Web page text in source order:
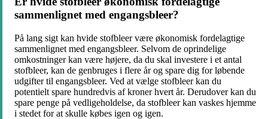
sammenlignet med engangsbleer?
På lang sigt kan hvide stofbleer være økonomisk fordelagtige
sammenlignet med engangsbleer. Selvom de oprindelige
omkostninger kan være højere, da du skal investere i et antal
stofbleer, kan de genbruges i flere år og spare dig for løbende
udgifter til engangsbleer. Ved at vælge stofbleer kan du
potentielt spare hundredvis af kroner hvert år. Derudover kan du
spare penge på vedligeholdelse, da stofbleer kan vaskes hjemme
i stedet for at skulle købes igen og igen.